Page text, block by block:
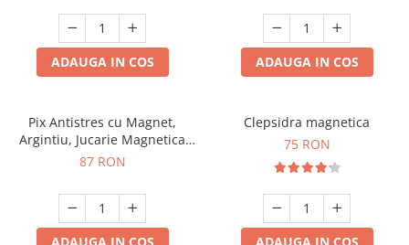
ADAUGA IN COS ADAUGA IN COS
Pix Antistres cu Magnet,
Argintiu, Jucarie Magnetica
pentru Birou
87 RON
Clepsidra magnetica
75 RON